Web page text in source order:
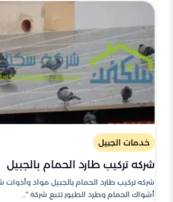
خدمات الجبيل
شركه تركيب طارد الحمام بالجبيل
شركه تركيب طارد الحمام بالجبيل مواد
أشواك الحمام وطرد الطيور تتبع شركة "..